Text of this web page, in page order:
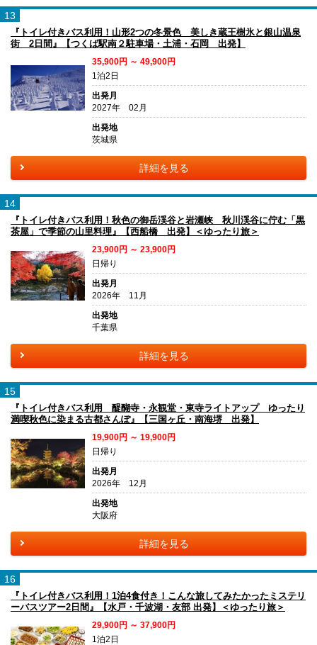
13
『トイレ付きバス利用！山形2つの冬景色 美しき蔵王樹氷と銀山温泉
街 2日間』【つくば駅南２駐車場・土浦・石岡 出発】
35,900円 ～ 49,900円
1泊2日
出発月
2027年 02月
出発地
茨城県
詳細を見る
14
『トイレ付きバス利用！秋色の御岳渓谷と岩瀬峡 秋川渓谷に佇む「黒
茶屋」で季節の山里料理』【西船橋 出発】＜ゆったり旅＞
23,900円 ～ 23,900円
日帰り
出発月
2026年 11月
出発地
千葉県
詳細を見る
15
『トイレ付きバス利用 醍醐寺・永観堂・東寺ライトアップ ゆったり
満喫秋色に染まる古都さんぽ』【三国ヶ丘・南海堺 出発】
19,900円 ～ 19,900円
日帰り
出発月
2026年 12月
出発地
大阪府
詳細を見る
16
『トイレ付きバス利用！1泊4食付き！こんな旅してみたかったミステリ
ーバスツアー2日間』【水戸・千波湖・友部 出発】＜ゆったり旅＞
29,900円 ～ 37,900円
1泊2日